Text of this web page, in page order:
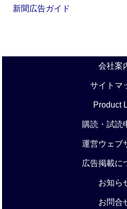
新聞広告ガイド
会社案
サイトマ
Product
購読・試読
運営ウェブ
広告掲載に
お知ら
お問合